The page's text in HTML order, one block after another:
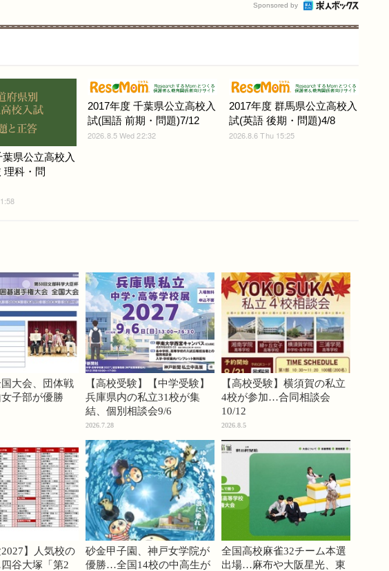
Sponsored by
県公立高校入
理科・問
2017年度 千葉県公立高校入
試(国語 前期・問題)7/12
2026.8.5 Wed 22:32
2017年度 群馬県公立高校入
試(英語 後期・問題)4/8
2026.8.6 Thu 15:25
大会、団体戦
子部が優勝
【高校受験】【中学受験】
兵庫県内の私立31校が集
結、個別相談会9/6
2026.7.28
【高校受験】横須賀の私立
4校が参加…合同相談会
10/12
2026.8.5
2027】人気校の
谷大塚「第2
砂金甲子園、神戸女学院が
優勝…全国14校の中高生が
全国高校麻雀32チーム本選
出場…麻布や大阪星光、東